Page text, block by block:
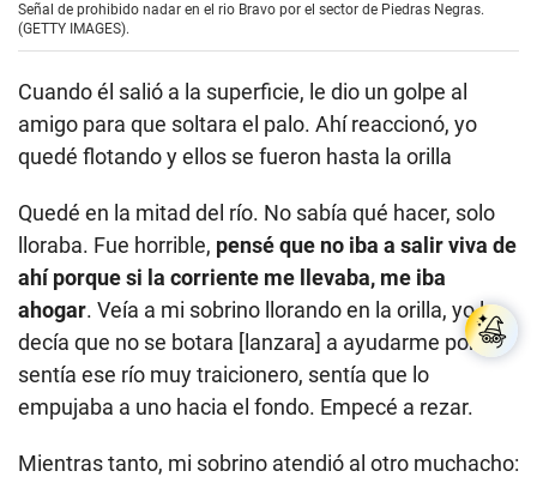
Señal de prohibido nadar en el rio Bravo por el sector de Piedras Negras.
(GETTY IMAGES).
Cuando él salió a la superficie, le dio un golpe al
amigo para que soltara el palo. Ahí reaccionó, yo
quedé flotando y ellos se fueron hasta la orilla
Quedé en la mitad del río. No sabía qué hacer, solo
lloraba. Fue horrible, pensé que no iba a salir viva de
ahí porque si la corriente me llevaba, me iba
ahogar. Veía a mi sobrino llorando en la orilla, yo le
decía que no se botara [lanzara] a ayudarme porque
sentía ese río muy traicionero, sentía que lo
empujaba a uno hacia el fondo. Empecé a rezar.
Mientras tanto, mi sobrino atendió al otro muchacho: